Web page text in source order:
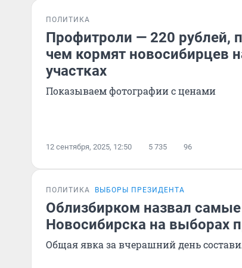
ПОЛИТИКА
Профитроли — 220 рублей,
чем кормят новосибирцев
участках
Показываем фотографии с ценами
12 сентября, 2025, 12:50 5 735 96
ПОЛИТИКА ВЫБОРЫ ПРЕЗИДЕНТА
Облизбирком назвал
Новосибирска на выборах
Общая явка за вчерашний день